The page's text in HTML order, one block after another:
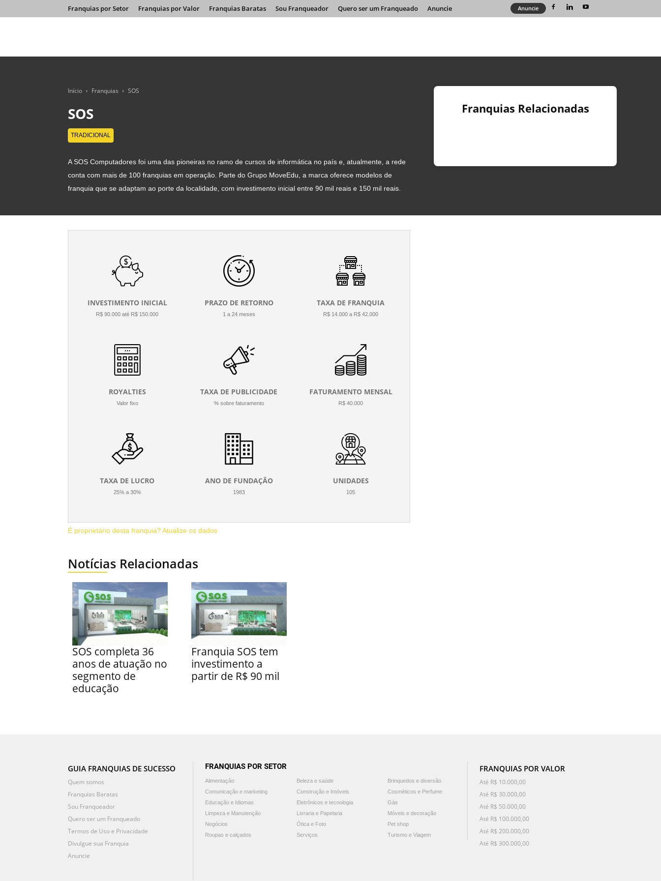
Franquias por Setor Franquias por Valor Franquias Baratas Sou Franqueador Quero ser um Franqueado Anuncie Anuncie
Início Franquias SOS
SOS
TRADICIONAL
A SOS Computadores foi uma das pioneiras no ramo de cursos de informática no país e, atualmente, a rede
conta com mais de 100 franquias em operação. Parte do Grupo MoveEdu, a marca oferece modelos de
franquia que se adaptam ao porte da localidade, com investimento inicial entre 90 mil reais e 150 mil reais.
Franquias Relacionadas
INVESTIMENTO INICIAL
R$ 90.000 até R$ 150.000
PRAZO DE RETORNO
1 a 24 meses
TAXA DE FRANQUIA
R$ 14.000 a R$ 42.000
ROYALTIES
Valor fixo
TAXA DE PUBLICIDADE
% sobre faturamento
FATURAMENTO MENSAL
R$ 40.000
TAXA DE LUCRO
25% a 30%
ANO DE FUNDAÇÃO
1983
UNIDADES
105
É proprietário desta franquia? Atualize os dados
Notícias Relacionadas
SOS completa 36
anos de atuação no
segmento de
educação
Franquia SOS tem
investimento a
partir de R$ 90 mil
GUIA FRANQUIAS DE SUCESSO
Quem somos
Franquias Baratas
Sou Franqueador
Quero ser um Franqueado
Termos de Uso e Privacidade
Divulgue sua Franquia
Anuncie
FRANQUIAS POR SETOR
Alimentação Beleza e saúde
Brinquedos e diversão
Comunicação e marketing
Construção e Imóveis
Cosméticos e Perfume
Educação e Idiomas
Eletrônicos e tecnologia
Gás
Limpeza e Manutenção
Livraria e Papelaria
Móveis e decoração
Negócios
Ótica e Foto
Pet shop
Roupas e calçados
Serviços Turismo e Viagem
FRANQUIAS POR VALOR
Até R$ 10.000,00
Até R$ 30.000,00
Até R$ 50.000,00
Até R$ 100.000,00
Até R$ 200.000,00
Até R$ 300.000,00